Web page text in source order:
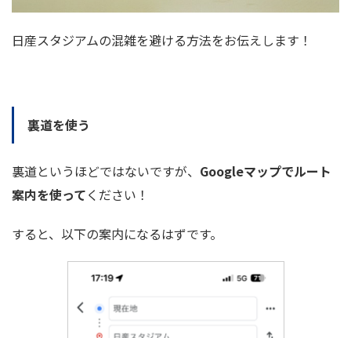
日産スタジアムの混雑を避ける方法をお伝えします！
裏道を使う
裏道というほどではないですが、 Googleマップでルート
案内を使ってください！
すると、以下の案内になるはずです。